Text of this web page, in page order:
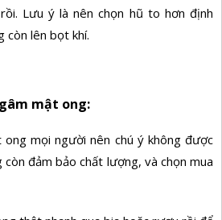
Lưu ý là nên chọn hũ to hơn định
còn lên bọt khí.
mật ong:
mọi người nên chú ý không được
đảm bảo chất lượng, và chọn mua